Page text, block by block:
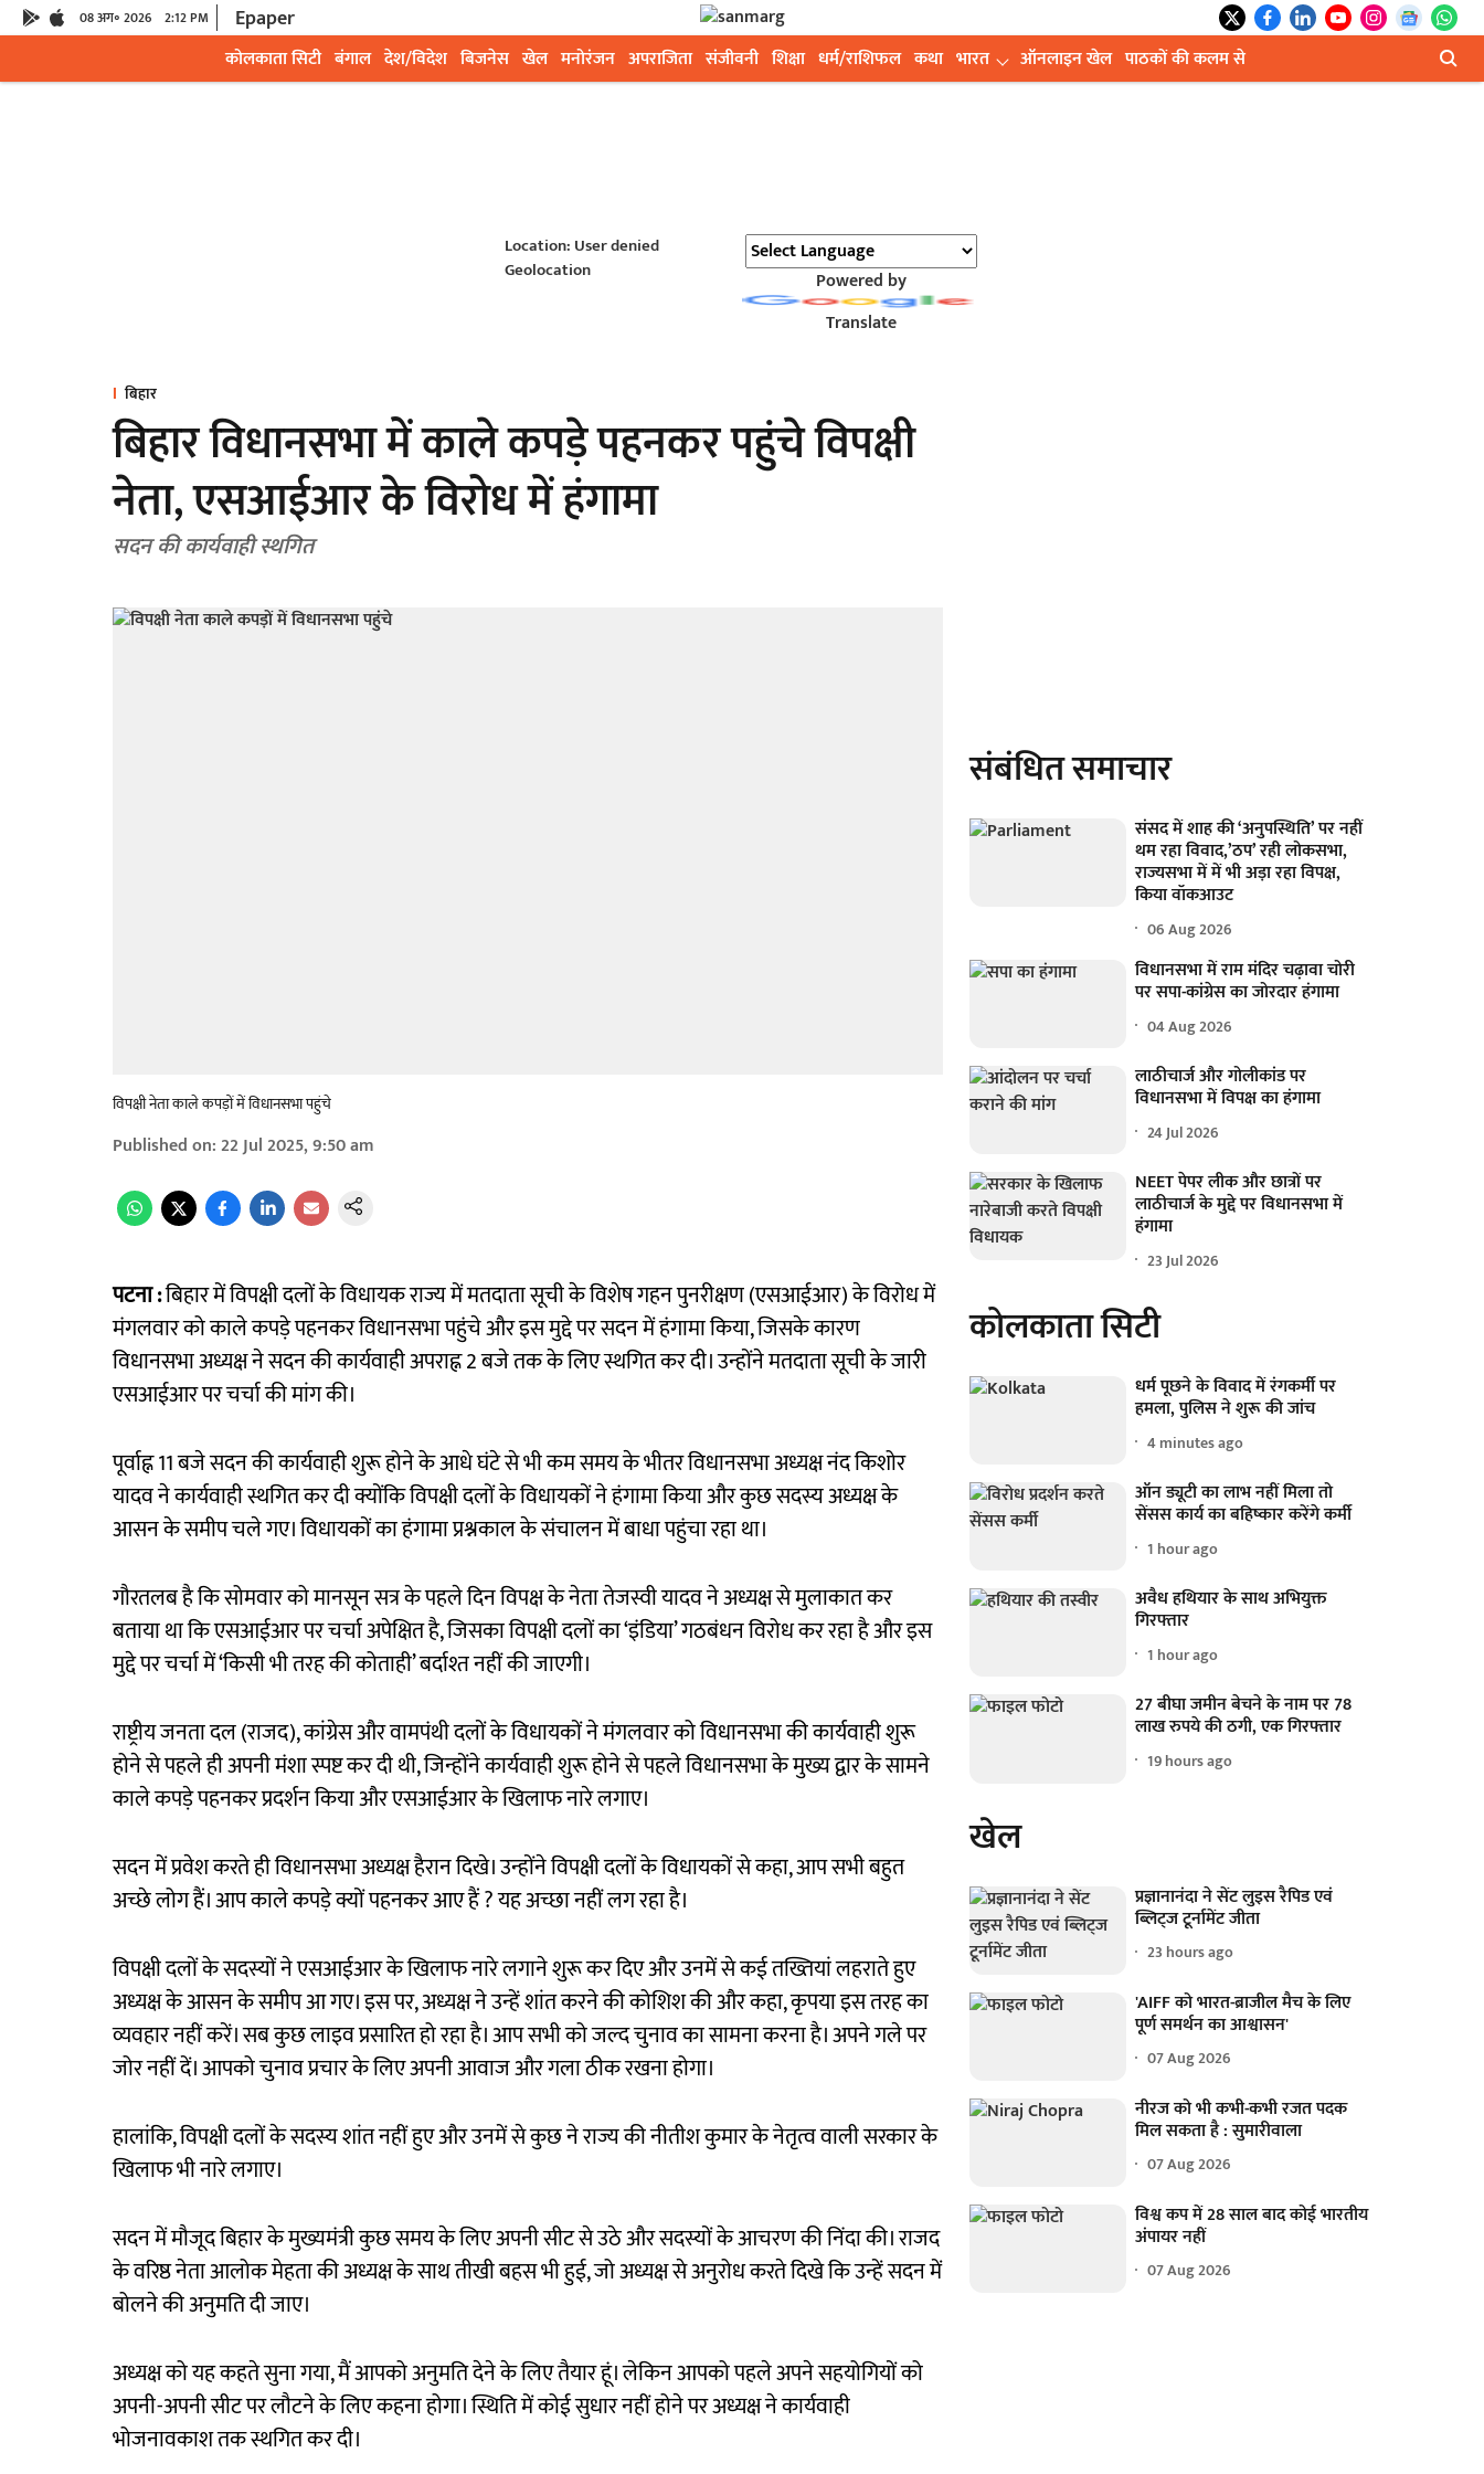
08 अग॰ 2026 2:12 PM Epaper
कोलकाता सिटी बंगाल देश/विदेश बिजनेस खेल मनोरंजन अपराजिता संजीवनी शिक्षा धर्म/राशिफल कथा भारत ऑनलाइन खेल पाठकों की कलम से
Location: User denied
Geolocation
Powered by
Translate
बिहार
बिहार विधानसभा में काले कपड़े पहनकर पहुंचे विपक्षी
नेता, एसआईआर के विरोध में हंगामा
सदन की कार्यवाही स्थगित
विपक्षी नेता काले कपड़ों में विधानसभा पहुंचे
Published on:22 Jul 2025, 9:50 am
पटना :बिहार में विपक्षी दलों के विधायक राज्य में मतदाता सूची के विशेष गहन पुनरीक्षण (एसआईआर) के विरोध में
मंगलवार को काले कपड़े पहनकर विधानसभा पहुंचे और इस मुद्दे पर सदन में हंगामा किया, जिसके कारण
विधानसभा अध्यक्ष ने सदन की कार्यवाही अपराह्न 2 बजे तक के लिए स्थगित कर दी। उन्होंने मतदाता सूची के जारी
एसआईआर पर चर्चा की मांग की।
पूर्वाह्न 11 बजे सदन की कार्यवाही शुरू होने के आधे घंटे से भी कम समय के भीतर विधानसभा अध्यक्ष नंद किशोर
यादव ने कार्यवाही स्थगित कर दी क्योंकि विपक्षी दलों के विधायकों ने हंगामा किया और कुछ सदस्य अध्यक्ष के
आसन के समीप चले गए। विधायकों का हंगामा प्रश्नकाल के संचालन में बाधा पहुंचा रहा था।
गौरतलब है कि सोमवार को मानसून सत्र के पहले दिन विपक्ष के नेता तेजस्वी यादव ने अध्यक्ष से मुलाकात कर
बताया था कि एसआईआर पर चर्चा अपेक्षित है, जिसका विपक्षी दलों का ‘इंडिया’ गठबंधन विरोध कर रहा है और इस
मुद्दे पर चर्चा में ‘किसी भी तरह की कोताही’ बर्दाश्त नहीं की जाएगी।
राष्ट्रीय जनता दल (राजद), कांग्रेस और वामपंथी दलों के विधायकों ने मंगलवार को विधानसभा की कार्यवाही शुरू
होने से पहले ही अपनी मंशा स्पष्ट कर दी थी, जिन्होंने कार्यवाही शुरू होने से पहले विधानसभा के मुख्य द्वार के सामने
काले कपड़े पहनकर प्रदर्शन किया और एसआईआर के खिलाफ नारे लगाए।
सदन में प्रवेश करते ही विधानसभा अध्यक्ष हैरान दिखे। उन्होंने विपक्षी दलों के विधायकों से कहा, आप सभी बहुत
अच्छे लोग हैं। आप काले कपड़े क्यों पहनकर आए हैं ? यह अच्छा नहीं लग रहा है।
विपक्षी दलों के सदस्यों ने एसआईआर के खिलाफ नारे लगाने शुरू कर दिए और उनमें से कई तख्तियां लहराते हुए
अध्यक्ष के आसन के समीप आ गए। इस पर, अध्यक्ष ने उन्हें शांत करने की कोशिश की और कहा, कृपया इस तरह का
व्यवहार नहीं करें। सब कुछ लाइव प्रसारित हो रहा है। आप सभी को जल्द चुनाव का सामना करना है। अपने गले पर
जोर नहीं दें। आपको चुनाव प्रचार के लिए अपनी आवाज और गला ठीक रखना होगा।
हालांकि, विपक्षी दलों के सदस्य शांत नहीं हुए और उनमें से कुछ ने राज्य की नीतीश कुमार के नेतृत्व वाली सरकार के
खिलाफ भी नारे लगाए।
सदन में मौजूद बिहार के मुख्यमंत्री कुछ समय के लिए अपनी सीट से उठे और सदस्यों के आचरण की निंदा की। राजद
के वरिष्ठ नेता आलोक मेहता की अध्यक्ष के साथ तीखी बहस भी हुई, जो अध्यक्ष से अनुरोध करते दिखे कि उन्हें सदन में
बोलने की अनुमति दी जाए।
अध्यक्ष को यह कहते सुना गया, मैं आपको अनुमति देने के लिए तैयार हूं। लेकिन आपको पहले अपने सहयोगियों को
अपनी-अपनी सीट पर लौटने के लिए कहना होगा। स्थिति में कोई सुधार नहीं होने पर अध्यक्ष ने कार्यवाही
भोजनावकाश तक स्थगित कर दी।
संबंधित समाचार
संसद में शाह की ‘अनुपस्थिति’ पर नहीं
थम रहा विवाद,’ठप’ रही लोकसभा,
राज्यसभा में में भी अड़ा रहा विपक्ष,
किया वॉकआउट
06 Aug 2026
विधानसभा में राम मंदिर चढ़ावा चोरी
पर सपा-कांग्रेस का जोरदार हंगामा
04 Aug 2026
लाठीचार्ज और गोलीकांड पर
विधानसभा में विपक्ष का हंगामा
24 Jul 2026
NEET पेपर लीक और छात्रों पर
लाठीचार्ज के मुद्दे पर विधानसभा में
हंगामा
23 Jul 2026
कोलकाता सिटी
धर्म पूछने के विवाद में रंगकर्मी पर
हमला, पुलिस ने शुरू की जांच
4 minutes ago
ऑन ड्यूटी का लाभ नहीं मिला तो
सेंसस कार्य का बहिष्कार करेंगे कर्मी
1 hour ago
अवैध हथियार के साथ अभियुक्त
गिरफ्तार
1 hour ago
27 बीघा जमीन बेचने के नाम पर 78
लाख रुपये की ठगी, एक गिरफ्तार
19 hours ago
खेल
प्रज्ञानानंदा ने सेंट लुइस रैपिड एवं
ब्लिट्ज टूर्नामेंट जीता
23 hours ago
'AIFF को भारत-ब्राजील मैच के लिए
पूर्ण समर्थन का आश्वासन'
07 Aug 2026
नीरज को भी कभी-कभी रजत पदक
मिल सकता है : सुमारीवाला
07 Aug 2026
विश्व कप में 28 साल बाद कोई भारतीय
अंपायर नहीं
07 Aug 2026